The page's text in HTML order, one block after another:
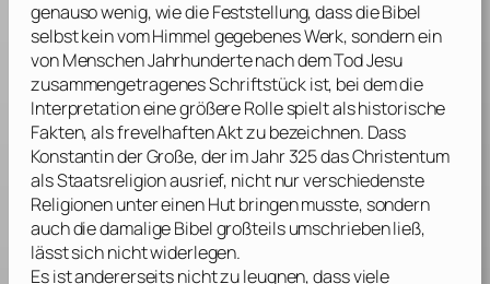
genauso wenig, wie die Feststellung, dass die Bibel
selbst kein vom Himmel gegebenes Werk, sondern ein
von Menschen Jahrhunderte nach dem Tod Jesu
zusammengetragenes Schriftstück ist, bei dem die
Interpretation eine größere Rolle spielt als historische
Fakten, als frevelhaften Akt zu bezeichnen. Dass
Konstantin der Große, der im Jahr 325 das Christentum
als Staatsreligion ausrief, nicht nur verschiedenste
Religionen unter einen Hut bringen musste, sondern
auch die damalige Bibel großteils umschrieben ließ,
lässt sich nicht widerlegen.
Es ist andererseits nicht zu leugnen, dass viele